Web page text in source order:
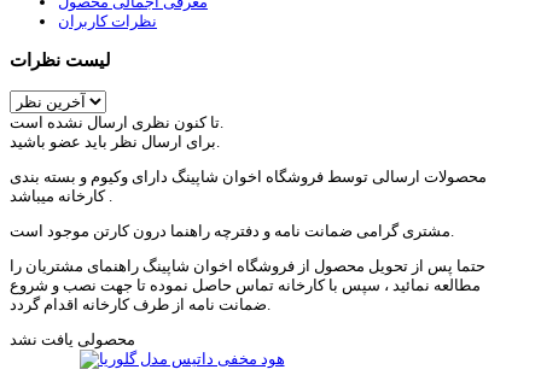
نظرات کاربران
لیست نظرات
محصولات ارسالی توسط فروشگاه اخوان شاپینگ دارای وکیوم و بسته بندی
کارخانه میباشد .
حتما پس از تحویل محصول از فروشگاه اخوان شاپینگ راهنمای مشتریان را
مطالعه نمائید ، سپس با کارخانه تماس حاصل نموده تا جهت نصب و شروع
محصولی یافت نشد